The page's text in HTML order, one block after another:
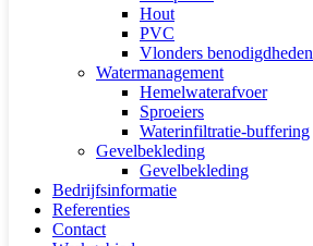
Hout
PVC
Vlonders benodigdheden
Watermanagement
Hemelwaterafvoer
Sproeiers
Waterinfiltratie-buffering
Gevelbekleding
Gevelbekleding
Bedrijfsinformatie
Referenties
Contact